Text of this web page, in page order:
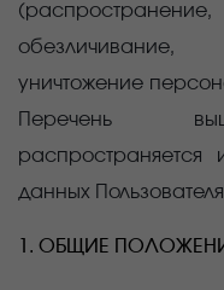
обезличивание,
уничтожение
Перечень
распространяется
данных
1. ОБЩИЕ